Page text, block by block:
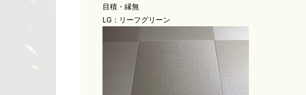
目積・縁無
LG：リーフグリーン